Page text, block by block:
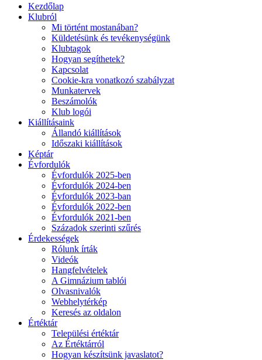
Kezdőlap
Klubról
Mi történt mostanában?
Küldetésünk és tevékenységünk
Klubtagok
Hogyan segíthetek?
Kapcsolat
Cookie-kra vonatkozó szabályzat
Munkatervek
Beszámolók
Klub logói
Kiállításaink
Állandó kiállítások
Időszaki kiállítások
Képtár
Évfordulók
Évfordulók 2025-ben
Évfordulók 2024-ben
Évfordulók 2023-ban
Évfordulók 2022-ben
Évfordulók 2021-ben
Századok szerinti szűrés
Érdekességek
Rólunk írták
Videók
Hangfelvételek
A Gimnázium tablói
Olvasnivalók
Webhelytérkép
Keresés az oldalon
Értéktár
Települési értéktár
Az Értéktárról
Hogyan készítsünk javaslatot?